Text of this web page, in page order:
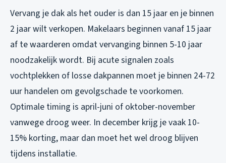
Vervang je dak als het ouder is dan 15 jaar en je binnen
2 jaar wilt verkopen. Makelaars beginnen vanaf 15 jaar
af te waarderen omdat vervanging binnen 5-10 jaar
noodzakelijk wordt. Bij acute signalen zoals
vochtplekken of losse dakpannen moet je binnen 24-72
uur handelen om gevolgschade te voorkomen.
Optimale timing is april-juni of oktober-november
vanwege droog weer. In december krijg je vaak 10-
15% korting, maar dan moet het wel droog blijven
tijdens installatie.